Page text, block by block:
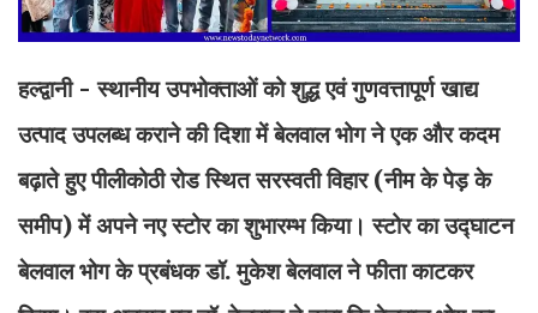
हल्द्वानी - स्थानीय उपभोक्ताओं को शुद्ध एवं गुणवत्तापूर्ण खाद्य
उत्पाद उपलब्ध कराने की दिशा में बेलवाल भोग ने एक और कदम
बढ़ाते हुए पीलीकोठी रोड स्थित सरस्वती विहार (नीम के पेड़ के
समीप) में अपने नए स्टोर का शुभारम्भ किया। स्टोर का उद्घाटन
बेलवाल भोग के प्रबंधक डॉ. मुकेश बेलवाल ने फीता काटकर